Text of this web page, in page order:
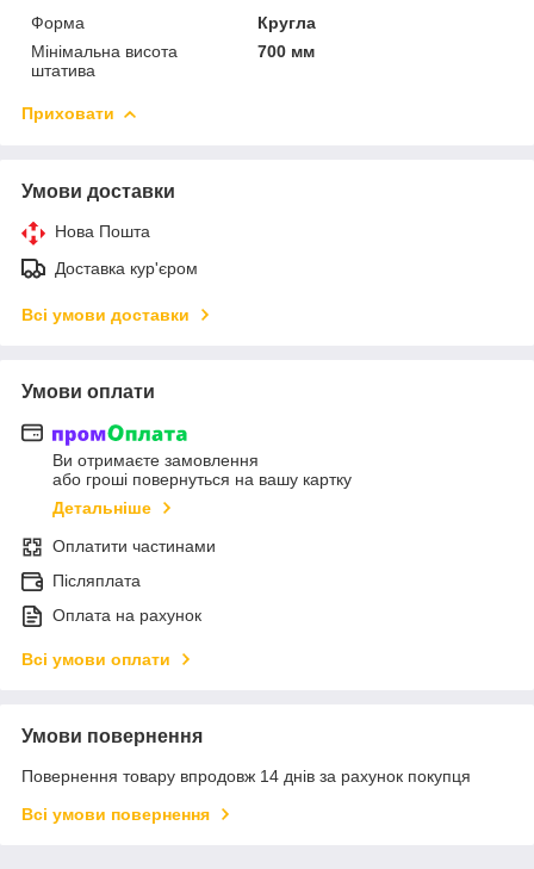
Форма
Кругла
Мінімальна висота
штатива
700 мм
Приховати
Умови доставки
Нова Пошта
Доставка кур'єром
Всі умови доставки
Умови оплати
Ви отримаєте замовлення
або гроші повернуться на вашу картку
Детальніше
Оплатити частинами
Післяплата
Оплата на рахунок
Всі умови оплати
Умови повернення
Повернення товару впродовж 14 днів за рахунок покупця
Всі умови повернення